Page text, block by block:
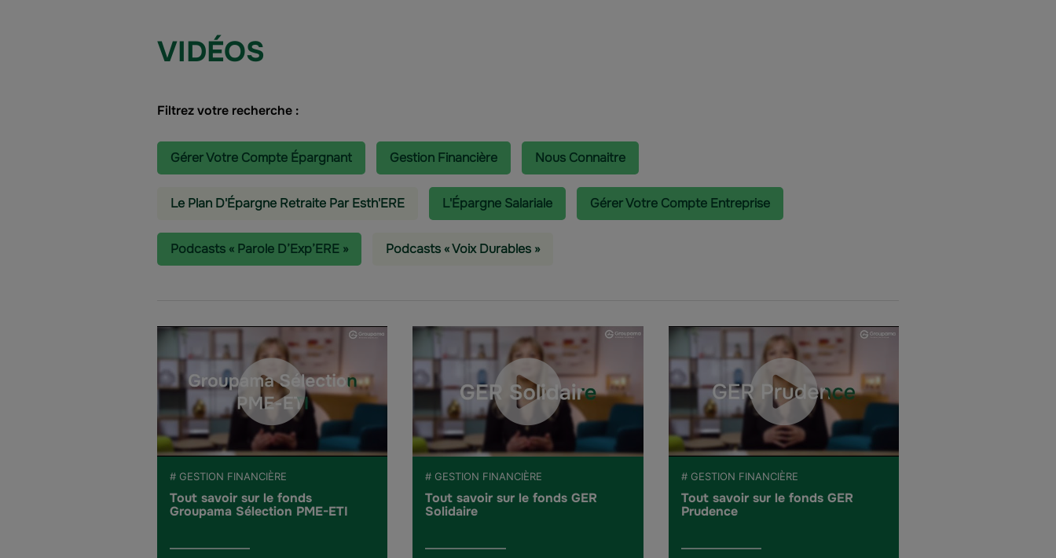
VIDÉOS
Filtrez votre recherche :
Gérer Votre Compte Épargnant Gestion Financière Nous Connaitre
Le Plan D'Épargne Retraite Par Esth'ERE L'épargne Salariale Gérer Votre Compte Entreprise
Podcasts « Parole D’Exp’ERE » Podcasts « Voix Durables »
# GESTION FINANCIÈRE
Tout savoir sur le fonds
Groupama Sélection PME-ETI
# GESTION FINANCIÈRE
Tout savoir sur le fonds GER
Solidaire
# GESTION FINANCIÈRE
Tout savoir sur le fonds GER
Prudence